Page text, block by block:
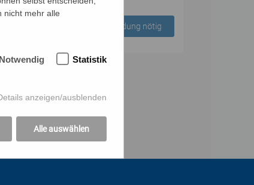
Keine Anmeldung nötig
nicht mehr alle
Notwendig Statistik
anzeigen/ausblenden
Alle auswählen